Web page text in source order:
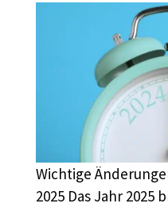
Wichtige
2025 Das Jahr